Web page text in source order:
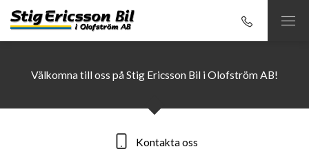
Välkomna till oss på Stig Ericsson Bil i Olofström AB!
Kontakta oss